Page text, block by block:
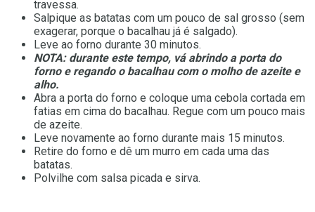
travessa.
Salpique as batatas com um pouco de sal grosso (sem
exagerar, porque o bacalhau já é salgado).
Leve ao forno durante 30 minutos.
NOTA: durante este tempo, vá abrindo a porta do
forno e regando o bacalhau com o molho de azeite e
alho.
Abra a porta do forno e coloque uma cebola cortada em
fatias em cima do bacalhau. Regue com um pouco mais
de azeite.
Leve novamente ao forno durante mais 15 minutos.
Retire do forno e dê um murro em cada uma das
batatas.
Polvilhe com salsa picada e sirva.